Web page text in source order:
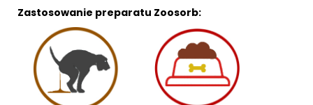
Zastosowanie preparatu Zoosorb: